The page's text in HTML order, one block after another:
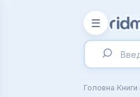
☰
Головна›Книги›